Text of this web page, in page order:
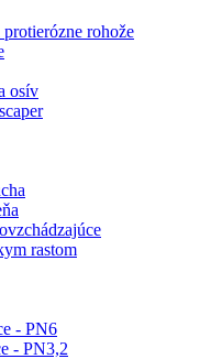
rohože
osív
rastom
- PN6
- PN3,2